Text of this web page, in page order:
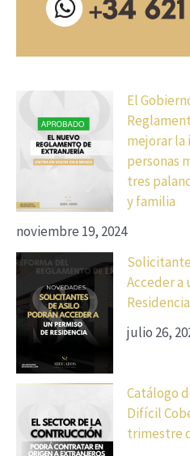
El
mejorar la
personas
tres
y familia
noviembre 19, 2024
Acceder a
Residencia
julio 26,
Catálogo
Difícil
trimestre